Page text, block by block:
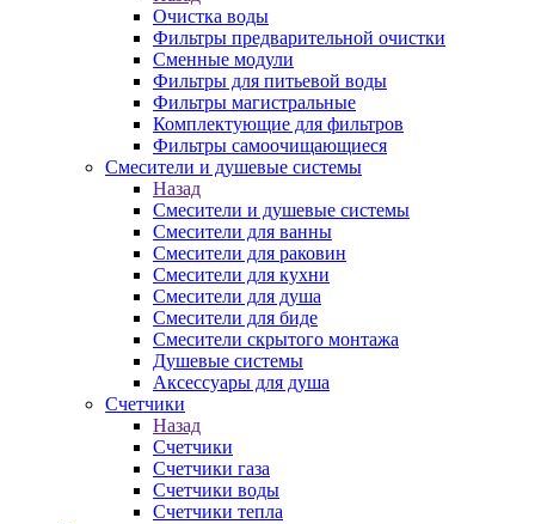
Очистка воды
Фильтры предварительной очистки
Сменные модули
Фильтры для питьевой воды
Фильтры магистральные
Комплектующие для фильтров
Фильтры самоочищающиеся
Смесители и душевые системы
Назад
Смесители и душевые системы
Смесители для ванны
Смесители для раковин
Смесители для кухни
Смесители для душа
Смесители для биде
Смесители скрытого монтажа
Душевые системы
Аксессуары для душа
Счетчики
Назад
Счетчики
Счетчики газа
Счетчики воды
Счетчики тепла